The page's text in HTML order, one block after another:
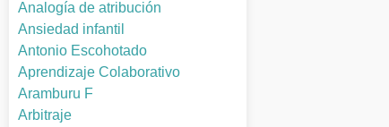
Analogía de atribución
Ansiedad infantil
Antonio Escohotado
Aprendizaje Colaborativo
Aramburu F
Arbitraje